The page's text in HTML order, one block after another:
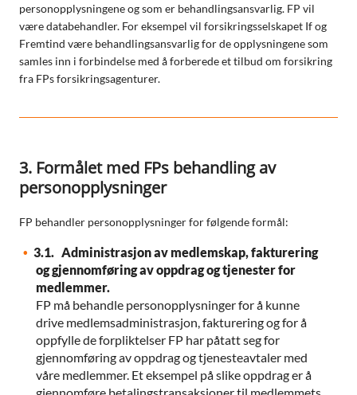
personopplysningene og som er behandlingsansvarlig. FP vil
være databehandler. For eksempel vil forsikringsselskapet If og
Fremtind være behandlingsansvarlig for de opplysningene som
samles inn i forbindelse med å forberede et tilbud om forsikring
fra FPs forsikringsagenturer.
3. Formålet med FPs behandling av
personopplysninger
FP behandler personopplysninger for følgende formål:
3.1. Administrasjon av medlemskap, fakturering
og gjennomføring av oppdrag og tjenester for
medlemmer.
FP må behandle personopplysninger for å kunne
drive medlemsadministrasjon, fakturering og for å
oppfylle de forpliktelser FP har påtatt seg for
gjennomføring av oppdrag og tjenesteavtaler med
våre medlemmer. Et eksempel på slike oppdrag er å